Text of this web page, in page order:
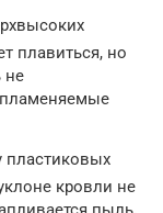
плавиться, но
не
пластиковых
кровли не